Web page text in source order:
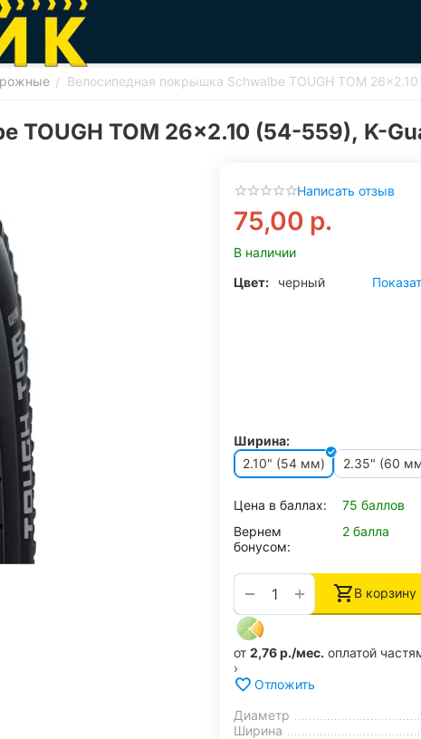
/ Велосипедная покрышка Schwalbe TOUGH TOM
TOUGH TOM 26x2.10 (54-559), K-
Написать отзыв
75,00 р.
В наличии
Цвет:
черный
Ширина:
2.10" (54 мм)
2.35" (60
Цена в баллах:
75 баллов
Вернем
бонусом:
2 балла
+
− В корзину
от 2,76 р./мес. оплатой
›
Отложить
Диаметр
Ширина